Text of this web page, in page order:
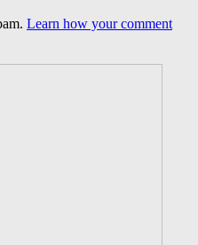
Learn how your comment